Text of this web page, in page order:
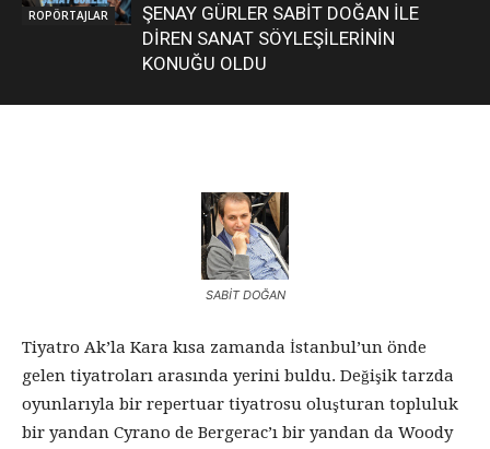
ROPÖRTAJLAR
ŞENAY GÜRLER SABİT DOĞAN İLE
DİREN SANAT SÖYLEŞİLERİNİN
KONUĞU OLDU
SABİT DOĞAN
Tiyatro Ak’la Kara kısa zamanda İstanbul’un önde
gelen tiyatroları arasında yerini buldu. Değişik tarzda
oyunlarıyla bir repertuar tiyatrosu oluşturan topluluk
bir yandan Cyrano de Bergerac’ı bir yandan da Woody